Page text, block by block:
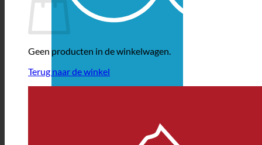
Geen producten in de winkelwagen.
Terug naar de winkel